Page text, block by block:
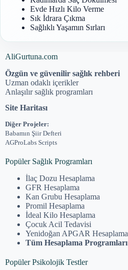
Evde Hızlı Kilo Verme
Sık İdrara Çıkma
Sağlıklı Yaşamın Sırları
AliGurtuna.com
Özgün ve güvenilir sağlık rehberi
Uzman odaklı içerikler
Anlaşılır sağlık programları
Site Haritası
Diğer Projeler:
Babamın Şiir Defteri
AGProLabs Scripts
Popüler Sağlık Programları
İlaç Dozu Hesaplama
GFR Hesaplama
Kan Grubu Hesaplama
Promil Hesaplama
İdeal Kilo Hesaplama
Çocuk Acil Tedavisi
Yenidoğan APGAR Hesaplama
Tüm Hesaplama Programları
Popüler Psikolojik Testler